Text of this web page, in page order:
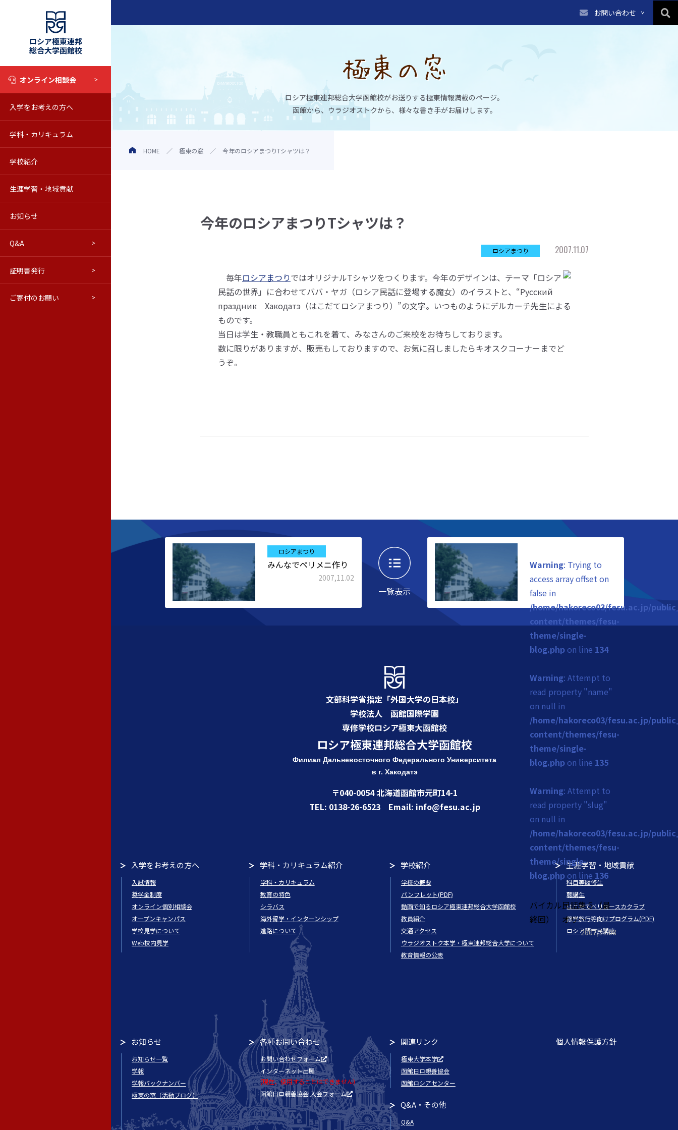
ロシア極東連邦
総合大学函館校
オンライン相談会
入学をお考えの方へ 入試情報
学科・カリキュラム
学校紹介
生涯学習・地域貢献
お知らせ
Q&A
証明書発行
ご寄付のお願い
お問い合わせ
ロシア極東連邦総合大学函館校がお送りする極東情報満載のページ。
函館から、ウラジオストクから、様々な書き手がお届けします。
HOME 極東の窓 今年のロシアまつりTシャツは？
今年のロシアまつりTシャツは？
ロシアまつり 2007.11.07
毎年ロシアまつりではオリジナルTシャツをつくります。今年のデザインは、テーマ「ロシア
民話の世界」に合わせてババ・ヤガ（ロシア民話に登場する魔女）のイラストと、“Русский
праздник Хакодатэ（はこだてロシアまつり）”の文字。いつものようにデルカーチ先生による
ものです。
当日は学生・教職員ともこれを着て、みなさんのご来校をお待ちしております。
数に限りがありますが、販売もしておりますので、お気に召しましたらキオスクコーナーまでど
うぞ。
ロシアまつり
みんなでペリメニ作り
2007,11.02
一覧表示
Warning: Trying to
access array offset on
false in
/home/hakoreco03/fesu.ac.jp/
content/themes/fesu-
theme/single-
blog.phpon line 134
Warning: Attempt to
read property "name"
on null in
/home/hakoreco03/fesu.ac.jp/
content/themes/fesu-
theme/single-
blog.phpon line 135
Warning: Attempt to
read property "slug"
on null in
/home/hakoreco03/fesu.ac.jp/
content/themes/fesu-
theme/single-
blog.phpon line 136
バイカル民話集５（最
終回） オリ…
2007,11.08
文部科学省指定「外国大学の日本校」
学校法人 函館国際学園
専修学校ロシア極東大函館校
ロシア極東連邦総合大学函館校
Филиал Дальневосточного Федерального Университета
в г. Хакодатэ
〒040-0054 北海道函館市元町14-1
TEL: 0138-26-6523 Email: info@fesu.ac.jp
入学をお考えの方へ
入試情報
奨学金制度
オンライン個別相談会
オープンキャンパス
学校見学について
Web校内見学
学科・カリキュラム紹介
学科・カリキュラム
教育の特色
シラバス
海外留学・インターンシップ
進路について
学校紹介
学校の概要
パンフレット(PDF)
動画で知るロシア極東連邦総合大学函館校
教員紹介
交通アクセス
ウラジオストク本学・極東連邦総合大学について
教育情報の公表
生涯学習・地域貢献
科目等履修生
聴講生
はこだてベリョースカクラブ
修学旅行等向けプログラム(PDF)
ロシア語市民講座
お知らせ
お知らせ一覧
学報
学報バックナンバー
極東の窓（活動ブログ）
各種お問い合わせ
お問い合わせフォーム
インターネット出願
(現在、使用することはできません)
函館日ロ親善協会 入会フォーム
関連リンク
極東大学本学
函館日ロ親善協会
函館ロシアセンター
Q&A・その他
Q&A
個人情報保護方針